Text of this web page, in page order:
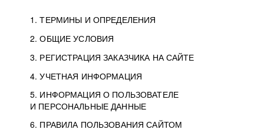
1. ТЕРМИНЫ И ОПРЕДЕЛЕНИЯ
2. ОБЩИЕ УСЛОВИЯ
3. РЕГИСТРАЦИЯ ЗАКАЗЧИКА НА САЙТЕ
4. УЧЕТНАЯ ИНФОРМАЦИЯ
5. ИНФОРМАЦИЯ О ПОЛЬЗОВАТЕЛЕ
И ПЕРСОНАЛЬНЫЕ ДАННЫЕ
6. ПРАВИЛА ПОЛЬЗОВАНИЯ САЙТОМ